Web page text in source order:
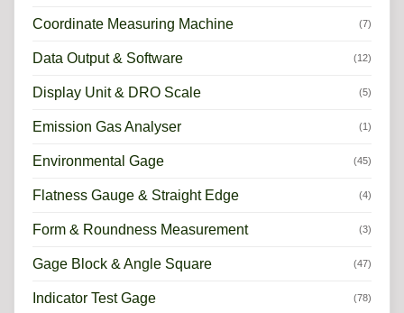
Coordinate Measuring Machine (7)
Data Output & Software (12)
Display Unit & DRO Scale (5)
Emission Gas Analyser (1)
Environmental Gage (45)
Flatness Gauge & Straight Edge (4)
Form & Roundness Measurement (3)
Gage Block & Angle Square (47)
Indicator Test Gage (78)